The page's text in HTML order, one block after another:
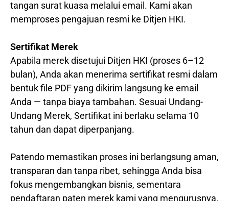
tangan surat kuasa melalui email. Kami akan
memproses pengajuan resmi ke Ditjen HKI.
Sertifikat Merek
Apabila merek disetujui Ditjen HKI (proses 6–12
bulan), Anda akan menerima sertifikat resmi dalam
bentuk file PDF yang dikirim langsung ke email
Anda — tanpa biaya tambahan. Sesuai Undang-
Undang Merek, Sertifikat ini berlaku selama 10
tahun dan dapat diperpanjang.
Patendo memastikan proses ini berlangsung aman,
transparan dan tanpa ribet, sehingga Anda bisa
fokus mengembangkan bisnis, sementara
pendaftaran paten merek kami yang mengurusnya.